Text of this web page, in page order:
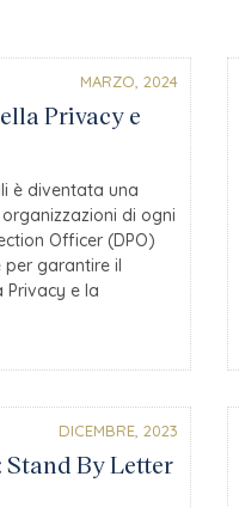
MARZO, 2024
Privacy e
è diventata una
di ogni
Officer (DPO)
garantire il
Privacy e la
DICEMBRE, 2023
By Letter